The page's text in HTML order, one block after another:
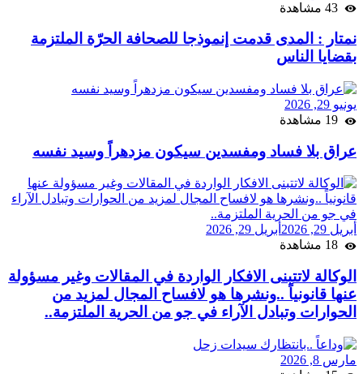
نمتار : المدى قدمت إنموذجا للصحافة الحرّة الملتزمة
بقضايا الناس
يونيو 29, 2026
عراق بلا فساد ومفسدين سيكون مزدهراً وسيد نفسه
أبريل 29, 2026
أبريل 29, 2026
الوكالة لاتتبنى الافكار الواردة في المقالات وغير مسؤولة
عنها قانونياً ..ونشرها هو لافساح المجال لمزيد من
الحوارات وتبادل الآراء في جو من الحرية الملتزمة..
مارس 8, 2026